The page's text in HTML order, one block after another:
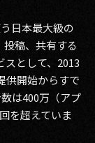
日本最大級の
稿、共有する
スとして、2013
供開始からすで
は400万（アプ
を超えていま